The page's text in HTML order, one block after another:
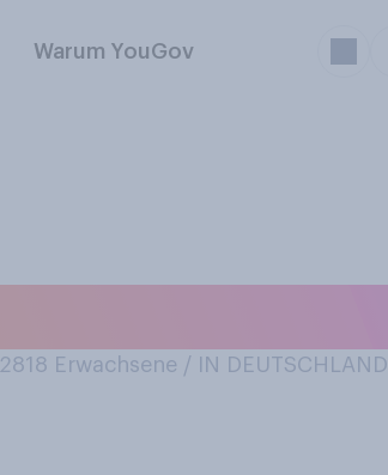
Warum YouGov
Erwachsene / IN DEUTSCHLAND